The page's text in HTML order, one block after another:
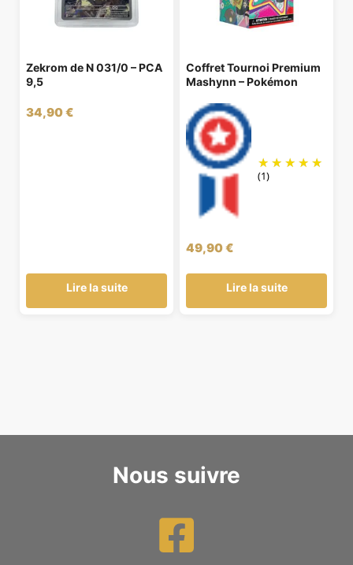
Zekrom de N 031/0 – PCA
9,5
34,90€
Lire la suite
Coffret Tournoi Premium
Mashynn – Pokémon
(1)
49,90€
Lire la suite
Nous suivre